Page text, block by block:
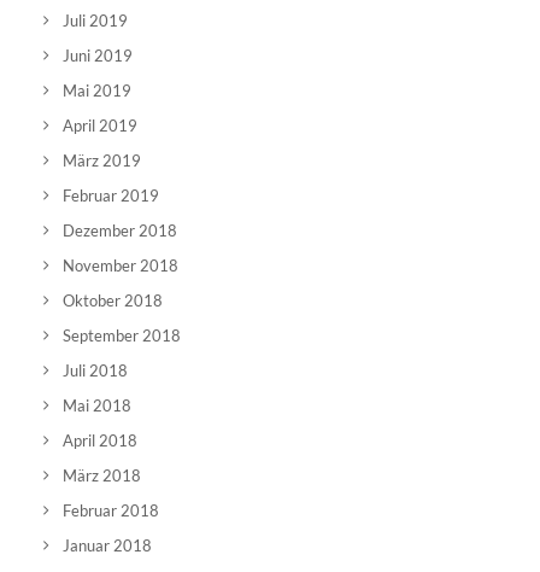
Juli 2019
Juni 2019
Mai 2019
April 2019
März 2019
Februar 2019
Dezember 2018
November 2018
Oktober 2018
September 2018
Juli 2018
Mai 2018
April 2018
März 2018
Februar 2018
Januar 2018